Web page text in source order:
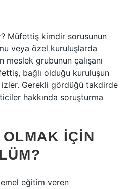
Müfettiş kimdir sorusunun
veya özel kuruluşlarda
meslek grubunun çalışanı
bağlı olduğu kuruluşun
Gerekli gördüğü takdirde
hakkında soruşturma
IÇIN
eğitim veren